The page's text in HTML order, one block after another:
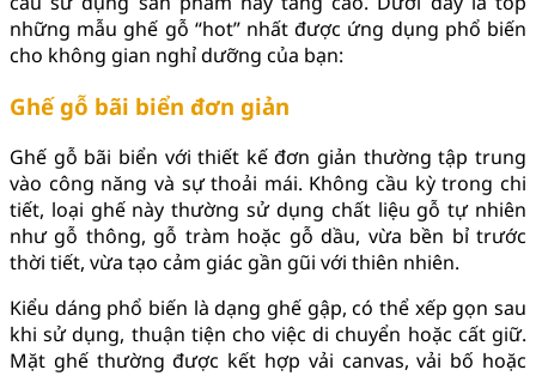
những mẫu ghế gỗ “hot” nhất được ứng dụng phổ biến
cho không gian nghỉ dưỡng của bạn:
Ghế gỗ bãi biển đơn giản
Ghế gỗ bãi biển với thiết kế đơn giản thường tập trung
vào công năng và sự thoải mái. Không cầu kỳ trong chi
tiết, loại ghế này thường sử dụng chất liệu gỗ tự nhiên
như gỗ thông, gỗ tràm hoặc gỗ dầu, vừa bền bỉ trước
thời tiết, vừa tạo cảm giác gần gũi với thiên nhiên.
Kiểu dáng phổ biến là dạng ghế gập, có thể xếp gọn sau
khi sử dụng, thuận tiện cho việc di chuyển hoặc cất giữ.
Mặt ghế thường được kết hợp vải canvas, vải bố hoặc